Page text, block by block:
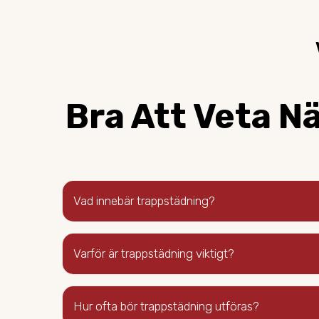
Bra Att Veta
Vad innebär trappstädning?
Varför är trappstädning viktigt?
Hur ofta bör trappstädning utföras?